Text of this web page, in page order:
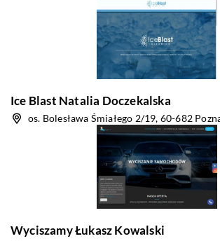
Ice Blast Natalia Doczekalska
os. Bolesława Śmiałego 2/19, 60-682
Wyciszamy Łukasz Kowalski